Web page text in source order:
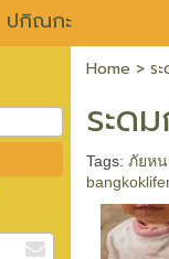
ปกิณกะ
Home > ร
ระด
Tags:ภัยหน